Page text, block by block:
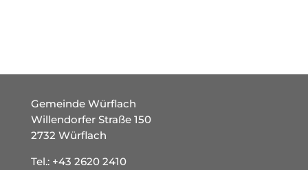
Gemeinde Würflach
Willendorfer Straße 150
2732 Würflach
Tel.: +43 2620 2410